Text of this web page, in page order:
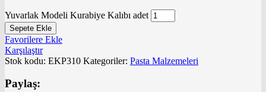
Yuvarlak Modeli Kurabiye Kalıbı adet
Sepete Ekle
Favorilere Ekle
Karşılaştır
Stok kodu: EKP310 Kategoriler: Pasta Malzemeleri
Paylaş: